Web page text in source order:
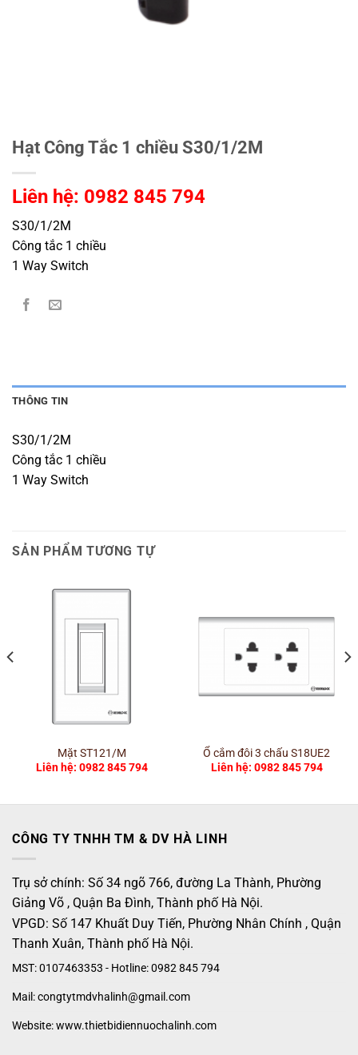
Hạt Công Tắc 1 chiều S30/1/2M
Liên hệ: 0982 845 794
S30/1/2M
Công tắc 1 chiều
1 Way Switch
THÔNG TIN
S30/1/2M
Công tắc 1 chiều
1 Way Switch
SẢN PHẨM TƯƠNG TỰ
Mặt ST121/M
Liên hệ: 0982 845 794
Ổ cắm đôi 3 chấu S18UE2
Liên hệ: 0982 845 794
CÔNG TY TNHH TM & DV HÀ LINH
Trụ sở chính: Số 34 ngõ 766, đường La Thành, Phường
Giảng Võ , Quận Ba Đình, Thành phố Hà Nội.
VPGD: Số 147 Khuất Duy Tiến, Phường Nhân Chính , Quận
Thanh Xuân, Thành phố Hà Nội.
MST: 0107463353 - Hotline: 0982 845 794
Mail: congtytmdvhalinh@gmail.com
Website: www.thietbidiennuochalinh.com